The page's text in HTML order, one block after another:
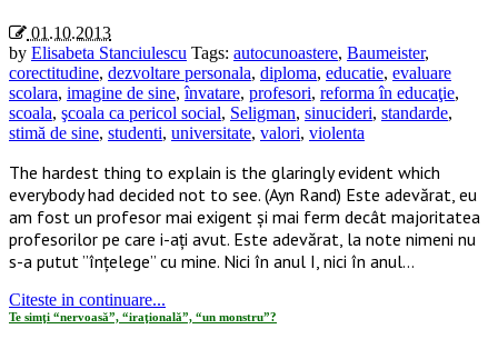
01.10.2013
by Elisabeta Stanciulescu Tags: autocunoastere, Baumeister,
corectitudine, dezvoltare personala, diploma, educatie, evaluare
scolara, imagine de sine,învatare, profesori, reforma în educaţie,
scoala, şcoala ca pericol social, Seligman, sinucideri, standarde,
stimă de sine, studenti, universitate, valori, violenta
The hardest thing to explain is the glaringly evident which
everybody had decided not to see. (Ayn Rand) Este adevărat, eu
am fost un profesor mai exigent și mai ferm decât majoritatea
profesorilor pe care i-ați avut. Este adevărat, la note nimeni nu
s-a putut ”înțelege” cu mine. Nici în anul I, nici în anul…
Citeste in continuare...
Te simţi “nervoasă”, “iraţională”, “un monstru”?